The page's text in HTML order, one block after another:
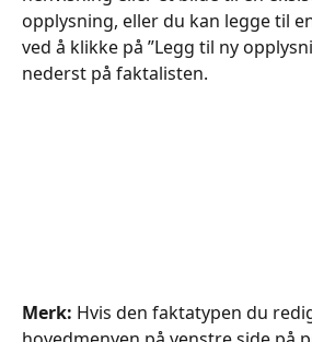
opplysning, eller du kan legge til
ved å klikke på ”Legg til ny
nederst på faktalisten.
Merk: Hvis den faktatypen du